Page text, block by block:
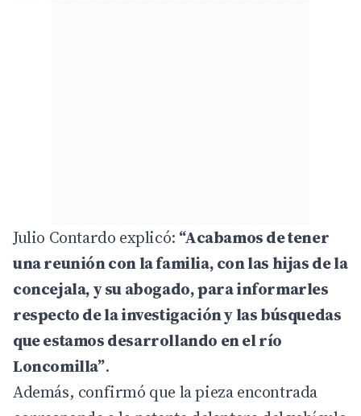
Julio Contardo explicó: “Acabamos de tener
una reunión con la familia, con las hijas de la
concejala, y su abogado, para informarles
respecto de la investigación y las búsquedas
que estamos desarrollando en el río
Loncomilla”.
Además, confirmó que la pieza encontrada